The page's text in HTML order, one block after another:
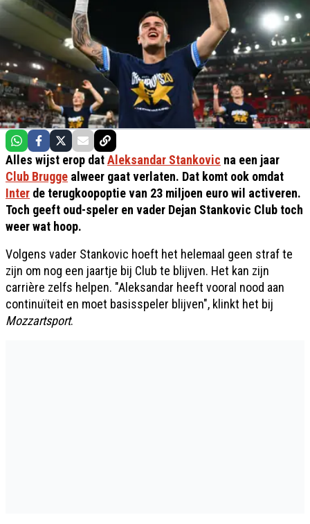
Alles wijst erop datAleksandar Stankovic na een jaar
Club Brugge alweer gaat verlaten. Dat komt ook omdat
Inter de terugkoopoptie van 23 miljoen euro wil activeren.
Toch geeft oud-speler en vader Dejan Stankovic Club toch
weer wat hoop.
Volgens vader Stankovic hoeft het helemaal geen straf te
zijn om nog een jaartje bij Club te blijven. Het kan zijn
carrière zelfs helpen. "Aleksandar heeft vooral nood aan
continuïteit en moet basisspeler blijven", klinkt het bij
Mozzartsport.